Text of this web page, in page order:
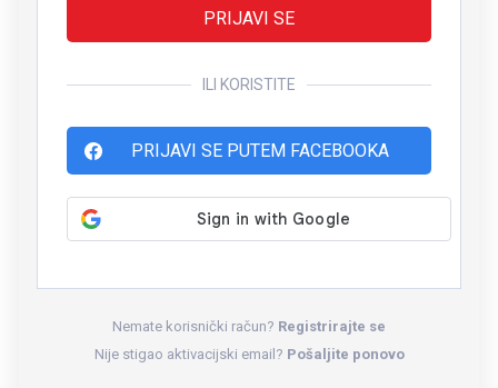
PRIJAVI SE
ILI KORISTITE
PRIJAVI SE PUTEM FACEBOOKA
Nemate korisnički račun? Registrirajte se
Nije stigao aktivacijski email? Pošaljite ponovo